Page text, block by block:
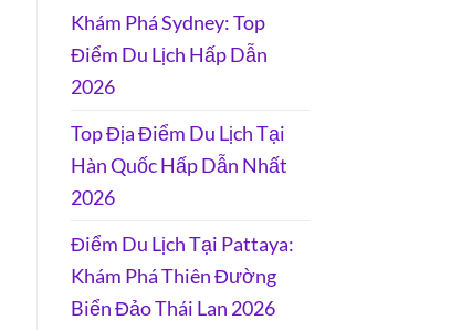
Khám Phá Sydney: Top
Điểm Du Lịch Hấp Dẫn
2026
Top Địa Điểm Du Lịch Tại
Hàn Quốc Hấp Dẫn Nhất
2026
Điểm Du Lịch Tại Pattaya:
Khám Phá Thiên Đường
Biển Đảo Thái Lan 2026